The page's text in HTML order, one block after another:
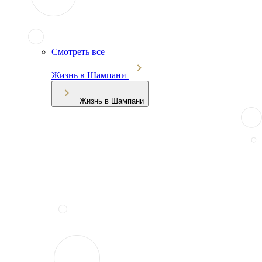
Смотреть все
Жизнь в Шампани
Жизнь в Шампани